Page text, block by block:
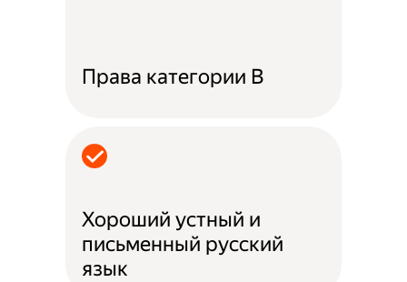
Права категории B
Хороший устный и
письменный русский
язык